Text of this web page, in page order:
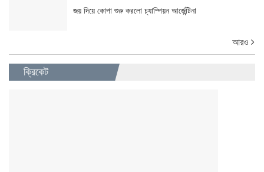
জয় দিয়ে কোপা শুরু করলো চ্যাম্পিয়ন আর্জেন্টিনা
আরও
ক্রিকেট